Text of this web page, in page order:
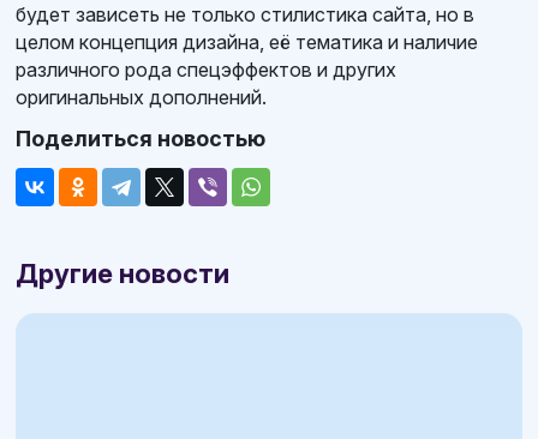
будет зависеть не только стилистика сайта, но в
целом концепция дизайна, её тематика и наличие
различного рода спецэффектов и других
оригинальных дополнений.
Поделиться новостью
Другие новости